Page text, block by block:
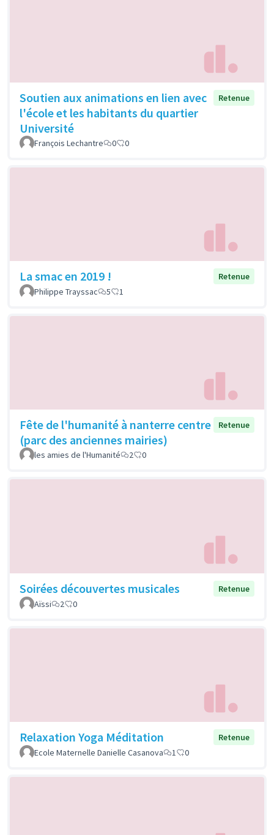
Soutien aux animations en lien avec
l'école et les habitants du quartier
Université
Retenue
François Lechantre 0 0
La smac en 2019 !
Retenue
Philippe Trayssac
5 1
Fête de l'humanité à nanterre centre
(parc des anciennes mairies)
Retenue
les amies de l'Humanité 2 0
Soirées découvertes musicales
Retenue
Aïssi
2 0
Relaxation Yoga Méditation
Retenue
Ecole Maternelle Danielle Casanova
1 0